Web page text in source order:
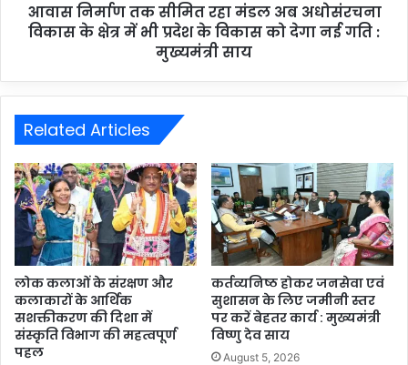
आवास निर्माण तक सीमित रहा मंडल अब अधोसंरचना
विकास के क्षेत्र में भी प्रदेश के विकास को देगा नई गति :
मुख्यमंत्री साय
Related Articles
लोक कलाओं के संरक्षण और
कलाकारों के आर्थिक
सशक्तीकरण की दिशा में
संस्कृति विभाग की महत्वपूर्ण
पहल
कर्तव्यनिष्ठ होकर जनसेवा एवं
सुशासन के लिए जमीनी स्तर
पर करें बेहतर कार्य : मुख्यमंत्री
विष्णु देव साय
August 5, 2026